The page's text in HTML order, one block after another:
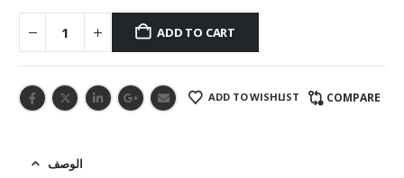
ADD TO CART
ADD TO WISHLIST COMPARE
الوصف